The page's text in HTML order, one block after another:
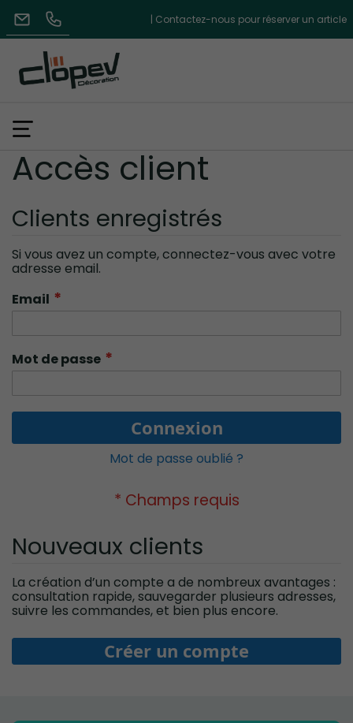
| Contactez-nous pour réserver un article
Accès client
Clients enregistrés
Si vous avez un compte, connectez-vous avec votre
adresse email.
Email
Mot de passe
Connexion
Mot de passe oublié ?
Nouveaux clients
La création d’un compte a de nombreux avantages :
consultation rapide, sauvegarder plusieurs adresses,
suivre les commandes, et bien plus encore.
Créer un compte